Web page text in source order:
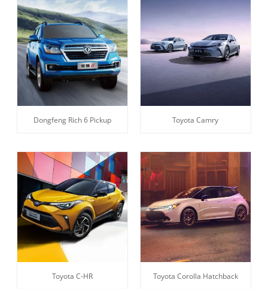
Dongfeng Rich 6 Pickup Toyota Camry
Toyota C-HR Toyota Corolla Hatchback